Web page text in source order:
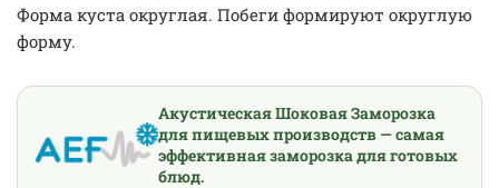
Форма куста округлая. Побеги формируют округлую
форму.
Акустическая Шоковая Заморозка
для пищевых производств — самая
эффективная заморозка для готовых
блюд.